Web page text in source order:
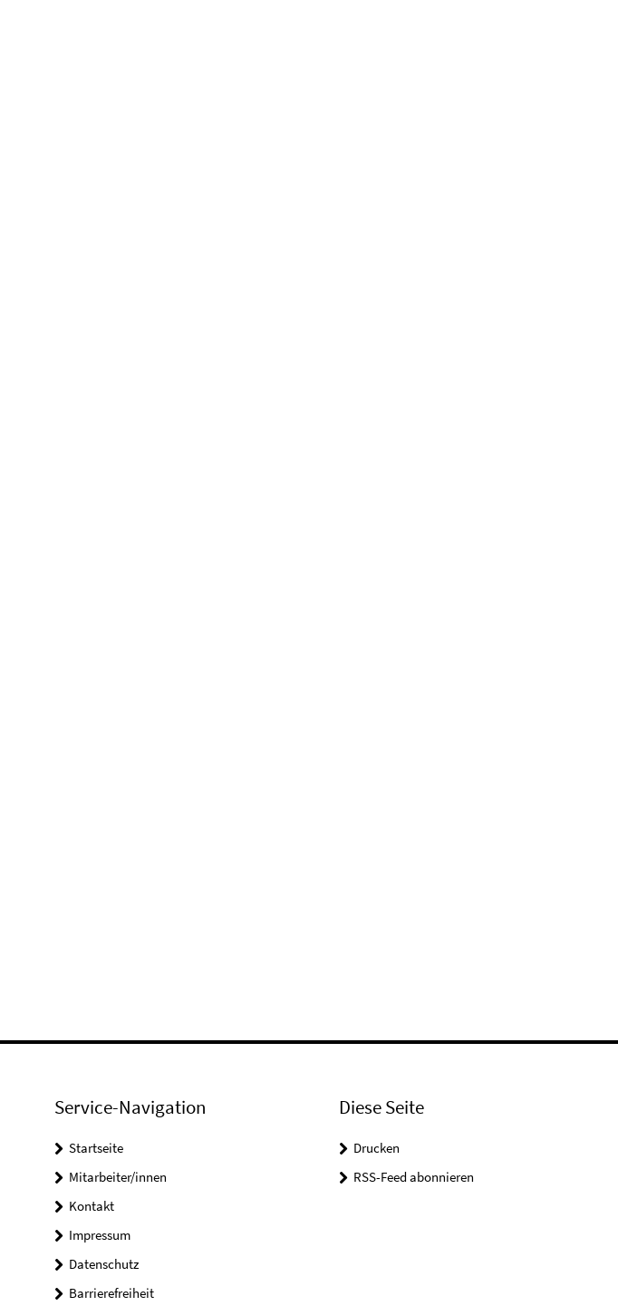
Service-Navigation
Startseite
Mitarbeiter/innen
Kontakt
Impressum
Datenschutz
Barrierefreiheit
Diese Seite
Drucken
RSS-Feed abonnieren